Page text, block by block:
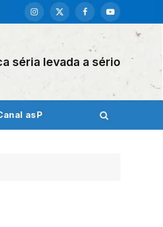
Instagram
X
FacebookYouTube
séria levada a sério
asP